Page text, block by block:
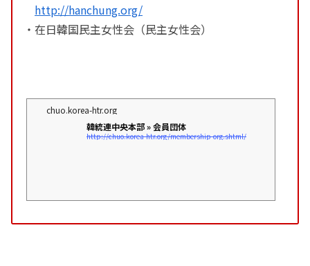
http://hanchung.org/
・在日韓国民主女性会（民主女性会）
chuo.korea-htr.org
韓統連中央本部 » 会員団体
http://chuo.korea-htr.org/membership-org.shtml/